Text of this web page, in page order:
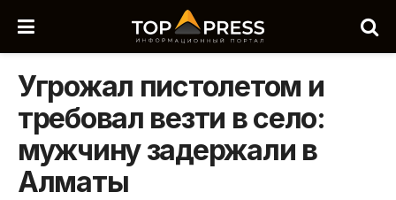
Угрожал пистолетом и
требовал везти в село:
мужчину задержали в
Алматы